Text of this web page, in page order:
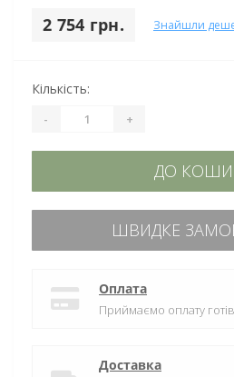
2 754 грн. Знайшли
Кількість:
- +
ДО
ШВИДКЕ
Оплата
Приймаємо оплату
Доставка